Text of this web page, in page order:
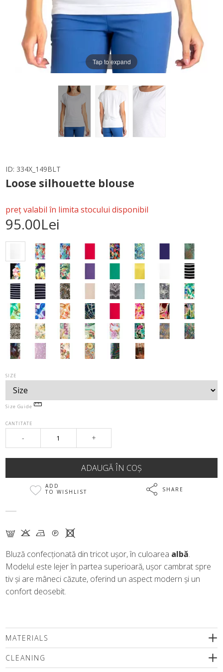
Tap to expand
ID: 334X_149BLT
Loose silhouette blouse
preț valabil în limita stocului disponibil
95.00Lei
SIZE
Size Guide
CANTITATE
- +
ADD
TO WISHLIST
SHARE
G K N Q X
Bluză confecționată din tricot ușor, în culoarea albă.
Modelul este lejer în partea superioară, ușor cambrat spre
tiv și are mâneci căzute, oferind un aspect modern și un
confort deosebit.
MATERIALS
CLEANING